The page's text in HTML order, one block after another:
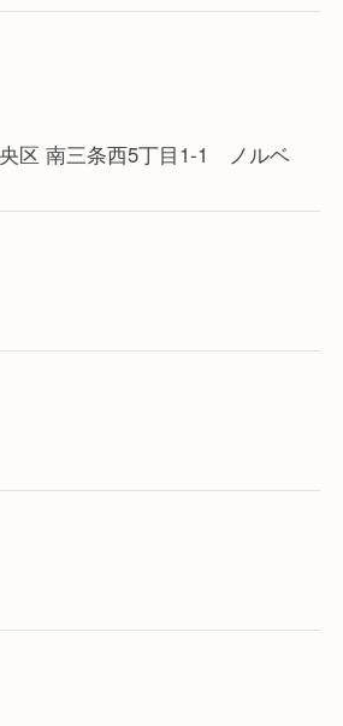
区 南三条西5丁目1-1 ノルベ